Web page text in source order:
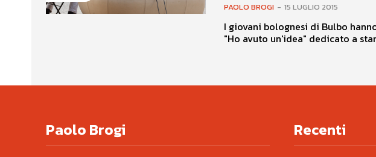
PAOLO BROGI - 15 LUGLIO 2015
I giovani bolognesi di Bulbo
"Ho avuto un'idea" dedicato a
Paolo Brogi Recenti